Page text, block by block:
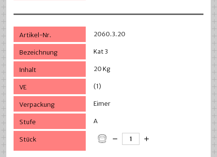
2060.3.20
Kat 3
20 Kg
(1)
Eimer
A